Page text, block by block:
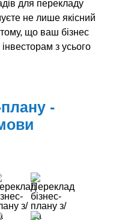
для перекладу
не лише якісний
що ваш бізнес
з усього
-